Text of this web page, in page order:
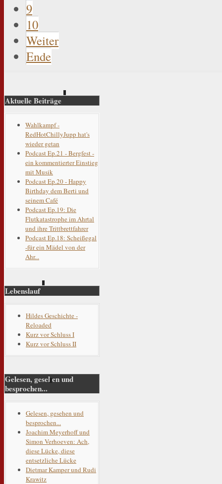
9
10
Weiter
Ende
Aktuelle Beiträge
Wahlkampf -
RedHotChillyJupp hat's
wieder getan
Podcast Ep.21 - Bergfest -
ein kommentierter Einstieg
mit Musik
Podcast Ep.20 - Happy
Birthday dem Berti und
seinem Café
Podcast Ep.19: Die
Flutkatastrophe im Ahrtal
und ihre Trittbrettfahrer
Podcast Ep.18: Scheißegal
-für ein Mädel von der
Ahr...
Lebenslauf
Hildes Geschichte -
Reloaded
Kurz vor Schluss I
Kurz vor Schluss II
Gelesen, gesehen und
besprochen...
Gelesen, gesehen und
besprochen...
Joachim Meyerhoff und
Simon Verhoeven: Ach,
diese Lücke, diese
entsetzliche Lücke
Dietmar Kamper und Rudi
Krawitz